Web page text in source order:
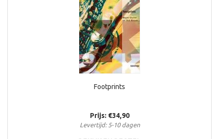
Footprints
Prijs: €34,90
Levertijd: 5-10 dagen